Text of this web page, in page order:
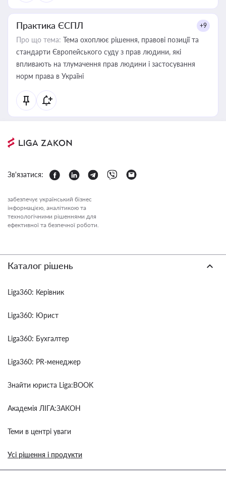
Практика ЄСПЛ +9
Про що тема: Тема охоплює рішення, правові позиції та
стандарти Європейського суду з прав людини, які
впливають на тлумачення прав людини і застосування
норм права в Україні
Зв'язатися:
забезпечує український бізнес
інформацією, аналітикою та
технологічними рішеннями для
ефективної та безпечної роботи.
Каталог рішень
Liga360: Керівник
Liga360: Юрист
Liga360: Бухгалтер
Liga360: PR-менеджер
Знайти юриста Liga:BOOK
Академія ЛІГА:ЗАКОН
Теми в центрі уваги
Усі рішення і продукти